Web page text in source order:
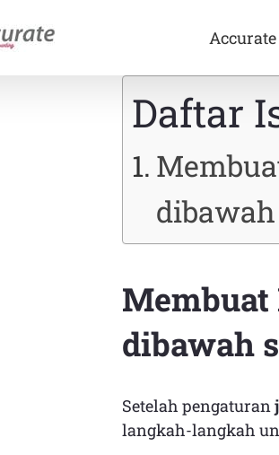
Daftar
Membuat
dibawah
Setelah pengaturan
langkah-langkah